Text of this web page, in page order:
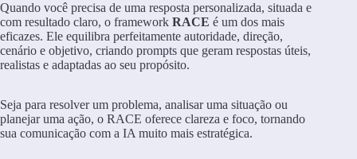
Quando você precisa de uma resposta personalizada, situada e
com resultado claro, o framework RACE é um dos mais
eficazes. Ele equilibra perfeitamente autoridade, direção,
cenário e objetivo, criando prompts que geram respostas úteis,
realistas e adaptadas ao seu propósito.
Seja para resolver um problema, analisar uma situação ou
planejar uma ação, o RACE oferece clareza e foco, tornando
sua comunicação com a IA muito mais estratégica.